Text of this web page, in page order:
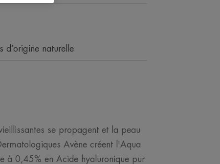
d’origine naturelle
se propagent et la peau
Avène créent l'Aqua
à 0,45% en Acide hyaluronique pur